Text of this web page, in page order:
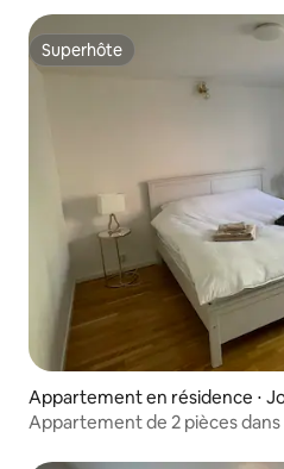
Superhôte
Superhôte
Appartement en résidence ⋅
Appartement de 2 pièces